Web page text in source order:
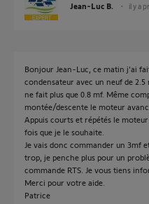
Jean-Luc B. il y a
Bonjour Jean-Luc, ce matin j'ai
condensateur avec un neuf de
ne fait plus que 0.8 mf. Même
montée/descente le moteur
Appuis courts et répétés le
fois que je le souhaite.
Je vais donc commander un 3mf
trop, je penche plus pour un
commande RTS. Je vous tiens
Merci pour votre aide.
Patrice